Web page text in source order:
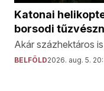
Katonai
borsodi
Akár százhektáros
BELFÖLD2026. aug. 5.